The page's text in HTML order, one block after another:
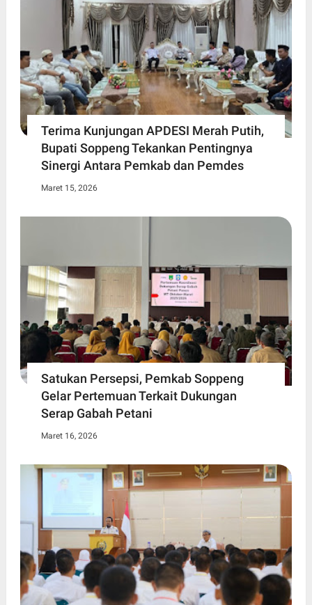
Terima Kunjungan APDESI Merah Putih,
Bupati Soppeng Tekankan Pentingnya
Sinergi Antara Pemkab dan Pemdes
Maret 15, 2026
Satukan Persepsi, Pemkab Soppeng
Gelar Pertemuan Terkait Dukungan
Serap Gabah Petani
Maret 16, 2026